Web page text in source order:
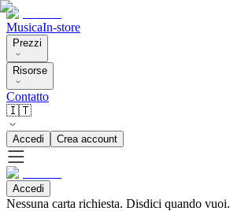
MusicaIn-store
Prezzi
Risorse
Contatto
🇮🇹
Accedi Crea account
Accedi
Nessuna carta richiesta. Disdici quando vuoi.